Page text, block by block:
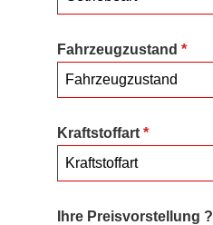
Fahrzeugzustand *
Fahrzeugzustand
Kraftstoffart *
Kraftstoffart
Ihre Preisvorstellung ?